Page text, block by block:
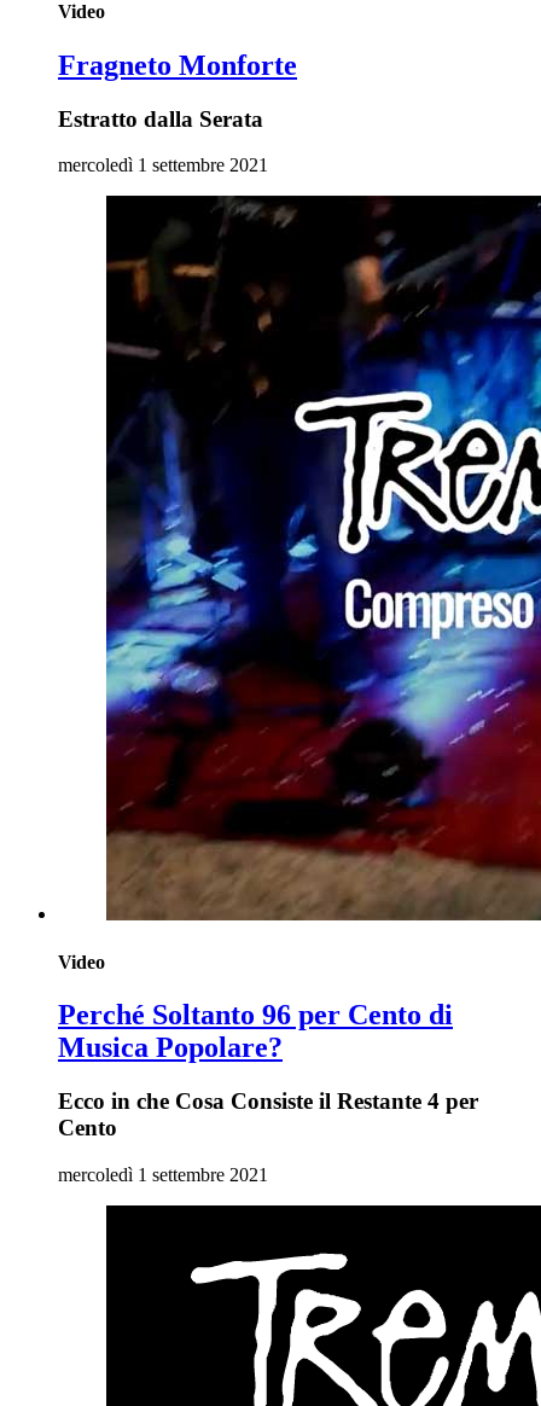
Video
Fragneto Monforte
Estratto dalla Serata
mercoledì 1 settembre 2021
Video
Perché Soltanto 96 per Cento di
Musica Popolare?
Ecco in che Cosa Consiste il Restante 4 per
Cento
mercoledì 1 settembre 2021